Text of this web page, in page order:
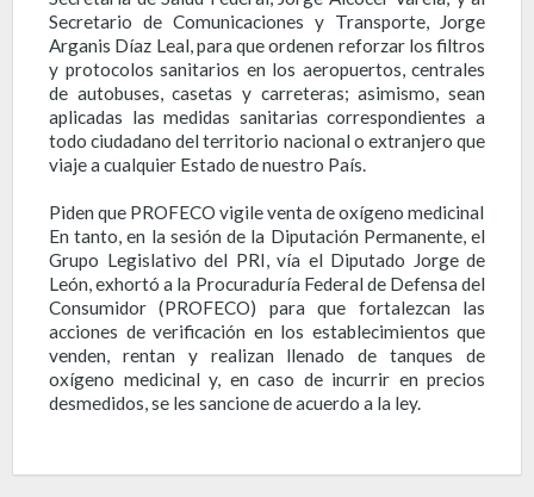
Secretario de Comunicaciones y Transporte, Jorge
Arganis Díaz Leal, para que ordenen reforzar los filtros
y protocolos sanitarios en los aeropuertos, centrales
de autobuses, casetas y carreteras; asimismo, sean
aplicadas las medidas sanitarias correspondientes a
todo ciudadano del territorio nacional o extranjero que
viaje a cualquier Estado de nuestro País.
Piden que PROFECO vigile venta de oxígeno medicinal
En tanto, en la sesión de la Diputación Permanente, el
Grupo Legislativo del PRI, vía el Diputado Jorge de
León, exhortó a la Procuraduría Federal de Defensa del
Consumidor (PROFECO) para que fortalezcan las
acciones de verificación en los establecimientos que
venden, rentan y realizan llenado de tanques de
oxígeno medicinal y, en caso de incurrir en precios
desmedidos, se les sancione de acuerdo a la ley.